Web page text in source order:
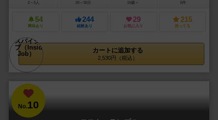
2～5人 20～30分 10歳～ 6件
54
興味あり
244
経験あり
29
お気に入り
215
持ってる
カートに追加する
2,530円（税込）
No.10